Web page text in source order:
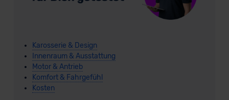
Karosserie & Design
Innenraum & Ausstattung
Motor & Antrieb
Komfort & Fahrgefühl
Kosten